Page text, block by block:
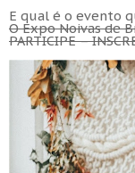
E qual é o evento
O Expo Noivas de
PARTICIPE –